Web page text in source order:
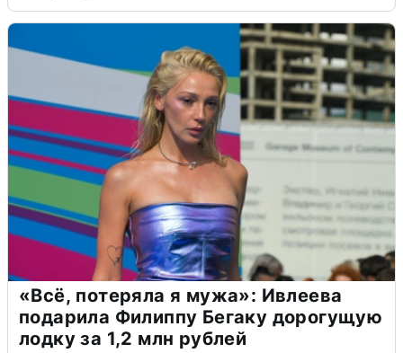
«Всё, потеряла я мужа»: Ивлеева
подарила Филиппу Бегаку дорогущую
лодку за 1,2 млн рублей